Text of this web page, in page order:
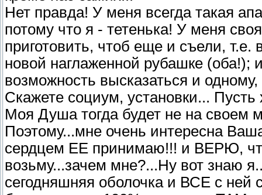
Нет правда! У меня всегда такая
потому что я - тетенька! У меня
приготовить, чтоб еще и съели, т.е.
новой наглаженной рубашке (оба!);
возможность высказаться и
Скажете социум, установки...
Моя Душа тогда будет не на своем
Поэтому...мне очень интересна
сердцем ЕЕ принимаю!!! и ВЕРЮ,
возьму...зачем мне?...Ну вот знаю
сегодняшняя оболочка и ВСЕ с ней